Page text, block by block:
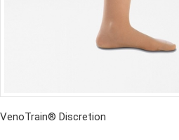
VenoTrain® Discretion